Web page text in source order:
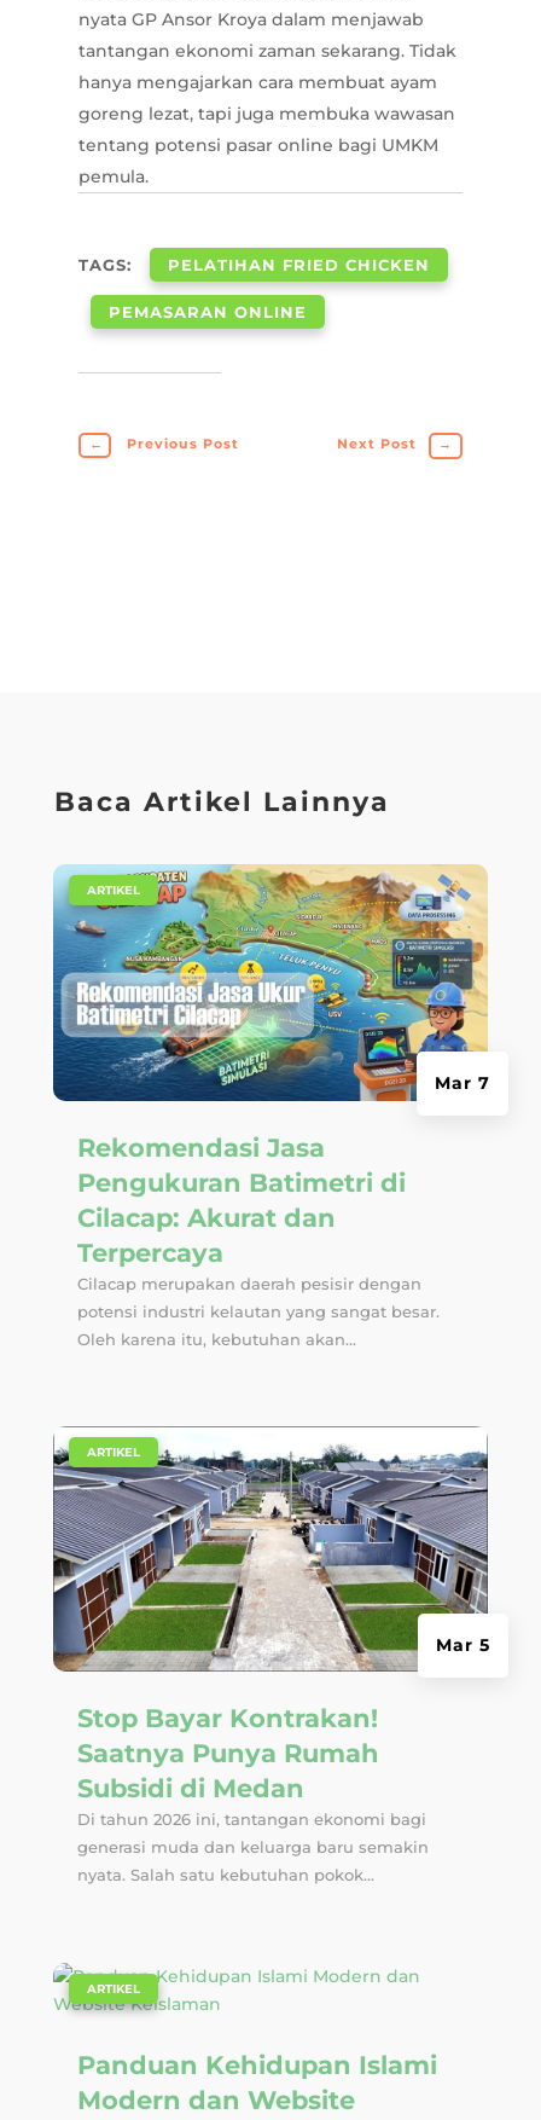
nyata GP Ansor Kroya dalam menjawab
tantangan ekonomi zaman sekarang. Tidak
hanya mengajarkan cara membuat ayam
goreng lezat, tapi juga membuka wawasan
tentang potensi pasar online bagi UMKM
pemula.
TAGS: PELATIHAN FRIED CHICKEN
PEMASARAN ONLINE
← Previous Post Next Post →
Baca Artikel Lainnya
Rekomendasi Jasa
Pengukuran Batimetri di
Cilacap: Akurat dan
Terpercaya
Mar 7
ARTIKEL
Cilacap merupakan daerah pesisir dengan
potensi industri kelautan yang sangat besar.
Oleh karena itu, kebutuhan akan...
Stop Bayar Kontrakan!
Saatnya Punya Rumah
Subsidi di Medan
Mar 5
ARTIKEL
Di tahun 2026 ini, tantangan ekonomi bagi
generasi muda dan keluarga baru semakin
nyata. Salah satu kebutuhan pokok...
Panduan Kehidupan Islami
Modern dan Website
ARTIKEL